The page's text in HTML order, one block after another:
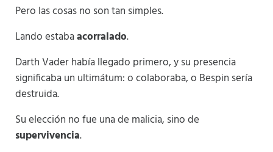
Pero las cosas no son tan simples.
Lando estabaacorralado.
Darth Vader había llegado primero, y su presencia
significaba un ultimátum: o colaboraba, o Bespin sería
destruida.
Su elección no fue una de malicia, sino de
supervivencia.